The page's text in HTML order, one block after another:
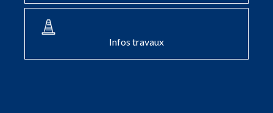
Infos travaux